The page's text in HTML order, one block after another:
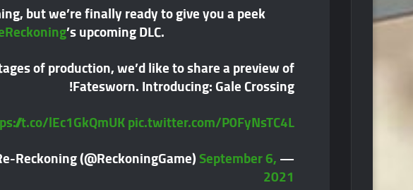
but we’re finally ready to give you a peek
’s upcoming DLC.
of production, we’d like to share a preview of
Fatesworn. Introducing: Gale Crossing!
t.co/lEc1GkQmUKpic.twitter.com/P0FyNsTC4L
— Kingdoms of Amalur: Re-Reckoning (@ReckoningGame)
September 6,
2021